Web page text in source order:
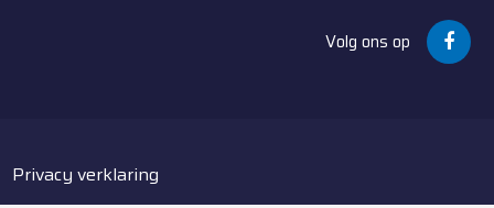
Volg ons op
Privacy verklaring